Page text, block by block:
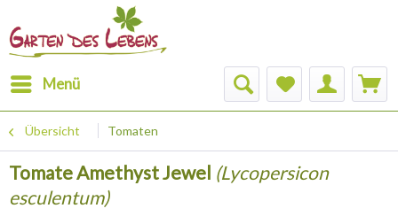
Menü
Übersicht Tomaten
Tomate Amethyst Jewel (Lycopersicon
esculentum)